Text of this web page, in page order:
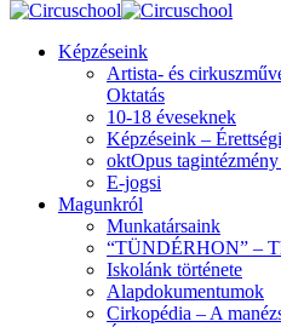
Képzéseink
Artista- és
Oktatás
10-18 éveseknek
Képzéseink –
oktOpus tagintézmény
E-jogsi
Magunkról
Munkatársaink
“TÜNDÉRHON” –
Iskolánk története
Alapdokumentumok
Cirkopédia – A